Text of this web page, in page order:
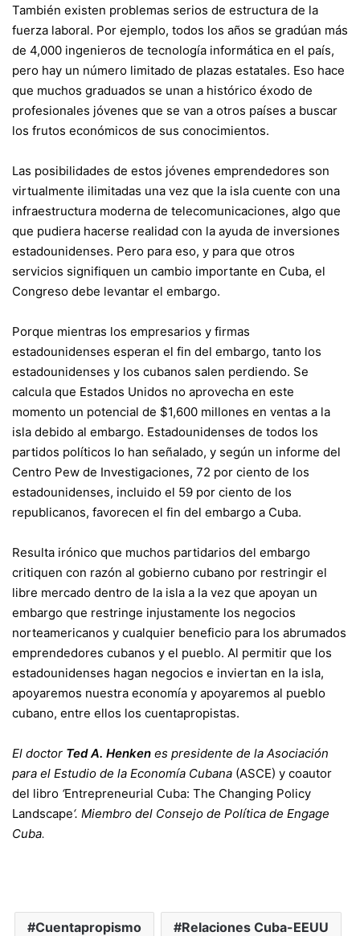
También existen problemas serios de estructura de la
fuerza laboral. Por ejemplo, todos los años se gradúan más
de 4,000 ingenieros de tecnología informática en el país,
pero hay un número limitado de plazas estatales. Eso hace
que muchos graduados se unan a histórico éxodo de
profesionales jóvenes que se van a otros países a buscar
los frutos económicos de sus conocimientos.
Las posibilidades de estos jóvenes emprendedores son
virtualmente ilimitadas una vez que la isla cuente con una
infraestructura moderna de telecomunicaciones, algo que
que pudiera hacerse realidad con la ayuda de inversiones
estadounidenses. Pero para eso, y para que otros
servicios signifiquen un cambio importante en Cuba, el
Congreso debe levantar el embargo.
Porque mientras los empresarios y firmas
estadounidenses esperan el fin del embargo, tanto los
estadounidenses y los cubanos salen perdiendo. Se
calcula que Estados Unidos no aprovecha en este
momento un potencial de $1,600 millones en ventas a la
isla debido al embargo. Estadounidenses de todos los
partidos políticos lo han señalado, y según un informe del
Centro Pew de Investigaciones, 72 por ciento de los
estadounidenses, incluido el 59 por ciento de los
republicanos, favorecen el fin del embargo a Cuba.
Resulta irónico que muchos partidarios del embargo
critiquen con razón al gobierno cubano por restringir el
libre mercado dentro de la isla a la vez que apoyan un
embargo que restringe injustamente los negocios
norteamericanos y cualquier beneficio para los abrumados
emprendedores cubanos y el pueblo. Al permitir que los
estadounidenses hagan negocios e inviertan en la isla,
apoyaremos nuestra economía y apoyaremos al pueblo
cubano, entre ellos los cuentapropistas.
El doctor Ted A. Henken es presidente de la Asociación
para el Estudio de la Economía Cubana (ASCE) y coautor
del libro ‘Entrepreneurial Cuba: The Changing Policy
Landscape‘. Miembro del Consejo de Política de Engage
Cuba.
Cuentapropismo Relaciones Cuba-EEUU